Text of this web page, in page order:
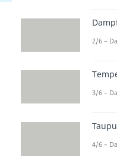
2/6 –
3/6 –
4/6 –